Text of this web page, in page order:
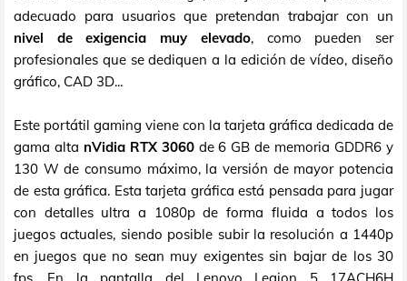
adecuado para usuarios que pretendan trabajar con un
nivel de exigencia muy elevado, como pueden ser
profesionales que se dediquen a la edición de vídeo, diseño
gráfico, CAD 3D...
Este portátil gaming viene con la tarjeta gráfica dedicada de
gama alta nVidia RTX 3060de 6 GB de memoria GDDR6 y
130 W de consumo máximo, la versión de mayor potencia
de esta gráfica. Esta tarjeta gráfica está pensada para jugar
con detalles ultra a 1080p de forma fluida a todos los
juegos actuales, siendo posible subir la resolución a 1440p
en juegos que no sean muy exigentes sin bajar de los 30